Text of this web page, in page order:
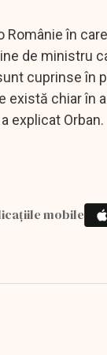
Românie în
de ministru
cuprinse în
există chiar în
explicat Orban.
mobile